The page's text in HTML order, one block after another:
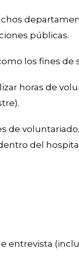
públicas.
los fines de
horas de
de
del
entrevista